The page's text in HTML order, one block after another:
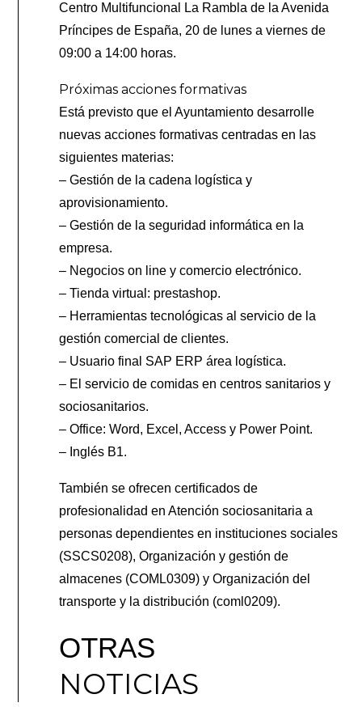
Centro Multifuncional La Rambla de la Avenida
Príncipes de España, 20 de lunes a viernes de
09:00 a 14:00 horas.
Próximas acciones formativas
Está previsto que el Ayuntamiento desarrolle
nuevas acciones formativas centradas en las
siguientes materias:
– Gestión de la cadena logística y
aprovisionamiento.
– Gestión de la seguridad informática en la
empresa.
– Negocios on line y comercio electrónico.
– Tienda virtual: prestashop.
– Herramientas tecnológicas al servicio de la
gestión comercial de clientes.
– Usuario final SAP ERP área logística.
– El servicio de comidas en centros sanitarios y
sociosanitarios.
– Office: Word, Excel, Access y Power Point.
– Inglés B1.
También se ofrecen certificados de
profesionalidad en Atención sociosanitaria a
personas dependientes en instituciones sociales
(SSCS0208), Organización y gestión de
almacenes (COML0309) y Organización del
transporte y la distribución (coml0209).
OTRAS
NOTICIAS